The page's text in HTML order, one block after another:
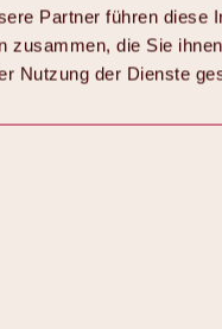
Partner führen diese
zusammen, die Sie
Nutzung der Dienste